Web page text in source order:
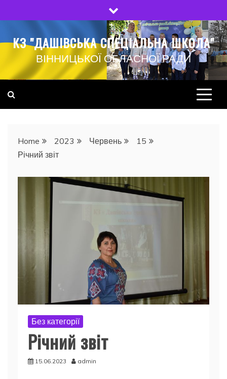
to
КЗ "ДАШІВСЬКА СПЕЦІАЛЬНА ШКОЛА"
ВІННИЦЬКОЇ ОБЛАСНОЇ РАДИ
Home 2023 Червень
15
Річний звіт
Без категорії
Річний звіт
15.06.2023 admin